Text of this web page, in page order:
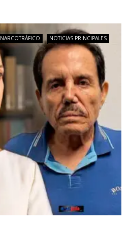
NARCOTRÁFICO NOTICIAS PRINCIPALES